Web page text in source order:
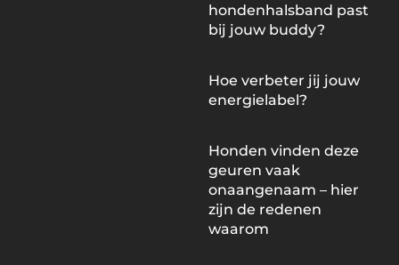
hondenhalsband past
bij jouw buddy?
Hoe verbeter jij jouw
energielabel?
Honden vinden deze
geuren vaak
onaangenaam – hier
zijn de redenen
waarom